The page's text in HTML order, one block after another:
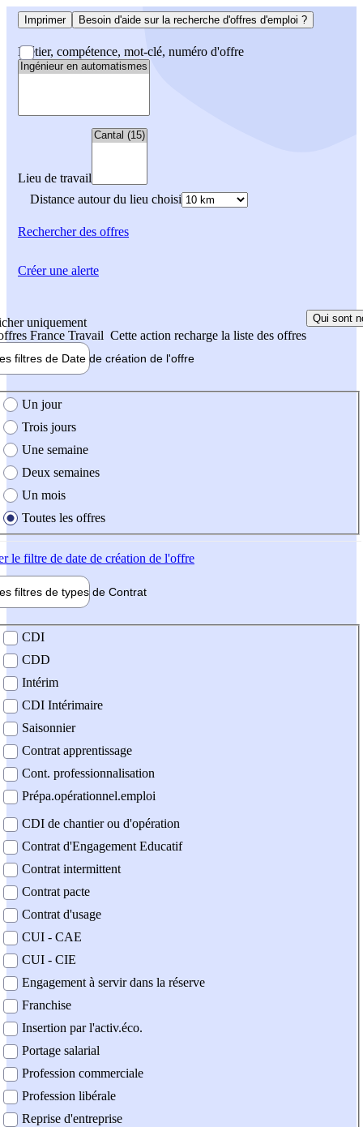
Imprimer Besoin d'aide sur la recherche d'offres d'emploi ?
Métier, compétence, mot-clé, numéro d'offre
Lieu de travail
Distance autour du lieu choisi
Rechercherdes offres
uniquement
France Travail Cette action recharge la liste des offres
Qui sont
filtres de Date de création de l'offre
création de l'offre
Un jour
Trois jours
Une semaine
Deux semaines
Un mois
Toutes les offres
le filtre de date de création de l'offre
filtres de types de Contrat
contrat
CDI
CDD
Intérim
CDI Intérimaire
Saisonnier
Contrat apprentissage
Cont. professionnalisation
Prépa.opérationnel.emploi
CDI de chantier ou d'opération
Contrat d'Engagement Educatif
Contrat intermittent
Contrat pacte
Contrat d'usage
CUI - CAE
CUI - CIE
Engagement à servir dans la réserve
Franchise
Insertion par l'activ.éco.
Portage salarial
Profession commerciale
Profession libérale
Reprise d'entreprise
Créer une alerte